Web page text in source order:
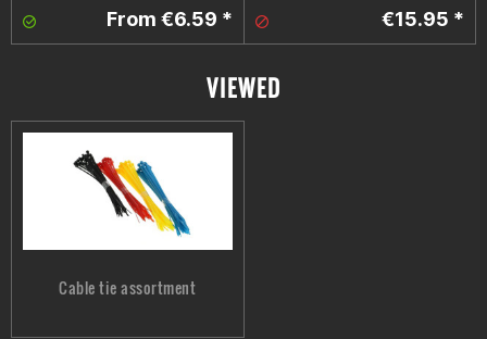
From €6.59 * €15.95 *
VIEWED
Cable tie assortment